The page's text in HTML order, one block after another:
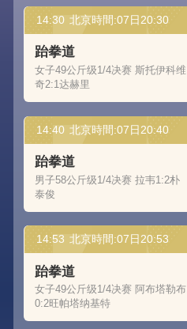
14:30 北京時間:07日20:30
跆拳道
女子49公斤级1/4决赛 斯托伊科维
奇2:1达赫里
14:40 北京時間:07日20:40
跆拳道
男子58公斤级1/4决赛 拉韦1:2朴
泰俊
14:53 北京時間:07日20:53
跆拳道
女子49公斤级1/4决赛 阿布塔勒布
0:2旺帕塔纳基特